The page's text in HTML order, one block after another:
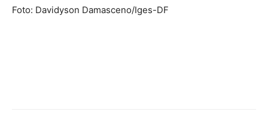
Foto: Davidyson Damasceno/Iges-DF